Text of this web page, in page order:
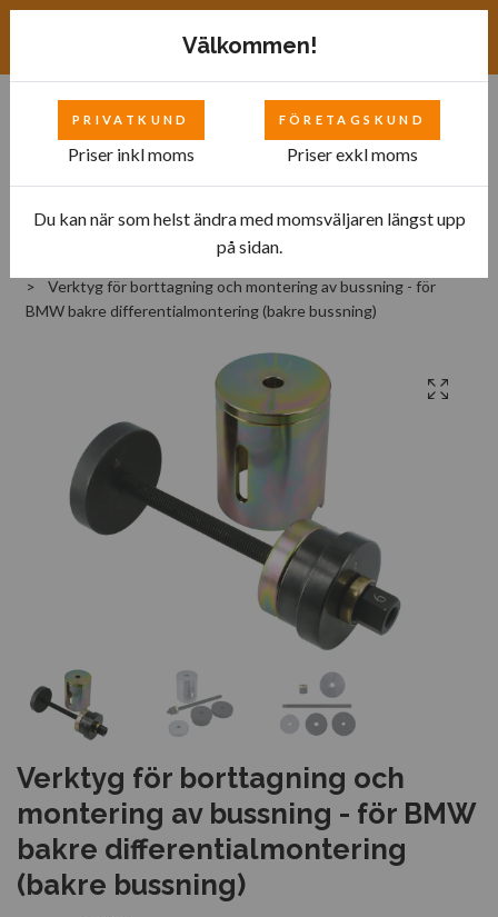
Specialverktyg
Verktyg för borttagning och montering av bussning - för
BMW bakre differentialmontering (bakre bussning)
Verktyg för borttagning och
montering av bussning - för BMW
bakre differentialmontering
(bakre bussning)
Välkommen!
PRIVATKUND
Priser inkl moms
FÖRETAGSKUND
Priser exkl moms
Du kan när som helst ändra med momsväljaren längst upp
på sidan.